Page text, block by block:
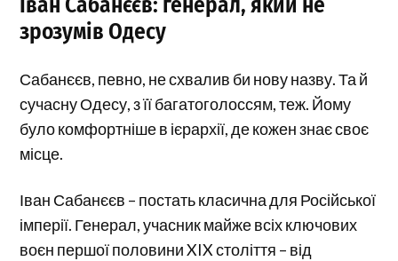
зрозумів Одесу
Сабанєєв, певно, не схвалив би нову назву. Та й
сучасну Одесу, з її багатоголоссям, теж. Йому
було комфортніше в ієрархії, де кожен знає своє
місце.
Іван Сабанєєв – постать класична для Російської
імперії. Генерал, учасник майже всіх ключових
воєн першої половини XIX століття – від